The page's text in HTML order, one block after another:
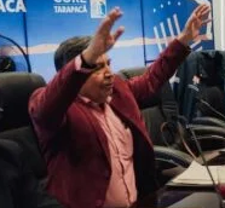
[ 05/08/
Iquique
[ 05/08/
público del
[ 06/08/